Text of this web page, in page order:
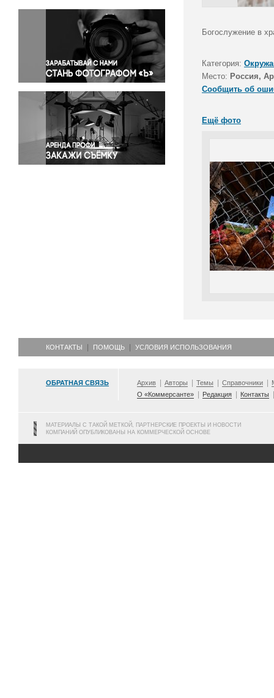
Окружающая среда
Политика
Правосудие
Происшествия и конфликты
Религия
Светская жизнь
Спорт
Экология
Экономика и бизнес
Богослужение в
Категория:
Место: Россия,
Сообщить об
Ещё фото
КОНТАКТЫ ПОМОЩЬ УСЛОВИЯ ИСПОЛЬЗОВАНИЯ
ОБРАТНАЯ СВЯЗЬ Архив Авторы Темы Справочники
О «Коммерсанте»
Редакция Контакты
МАТЕРИАЛЫ С ТАКОЙ МЕТКОЙ, ПАРТНЕРСКИЕ ПРОЕКТЫ И НОВОСТИ
КОМПАНИЙ ОПУБЛИКОВАНЫ НА КОММЕРЧЕСКОЙ ОСНОВЕ